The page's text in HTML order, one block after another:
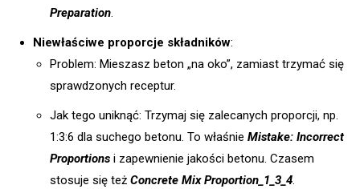
Preparation.
Niewłaściwe proporcje składników:
Problem: Mieszasz beton „na oko”, zamiast trzymać się
sprawdzonych receptur.
Jak tego uniknąć: Trzymaj się zalecanych proporcji, np.
1:3:6 dla suchego betonu. To właśnie Mistake: Incorrect
Proportions i zapewnienie jakości betonu. Czasem
stosuje się też Concrete Mix Proportion_1_3_4.